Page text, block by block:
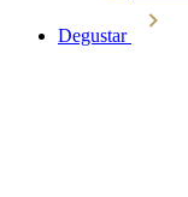
Degustar